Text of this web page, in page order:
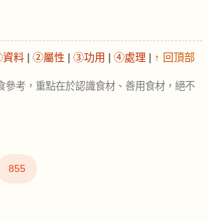
料 | ②屬性 | ③功用 | ④處理 | ↑ 回頂部
考，重點在於認識食材、善用食材，絕不
855